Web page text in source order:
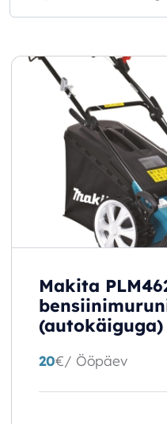
Makita
(autokäiguga)
20€/ Ööpäev